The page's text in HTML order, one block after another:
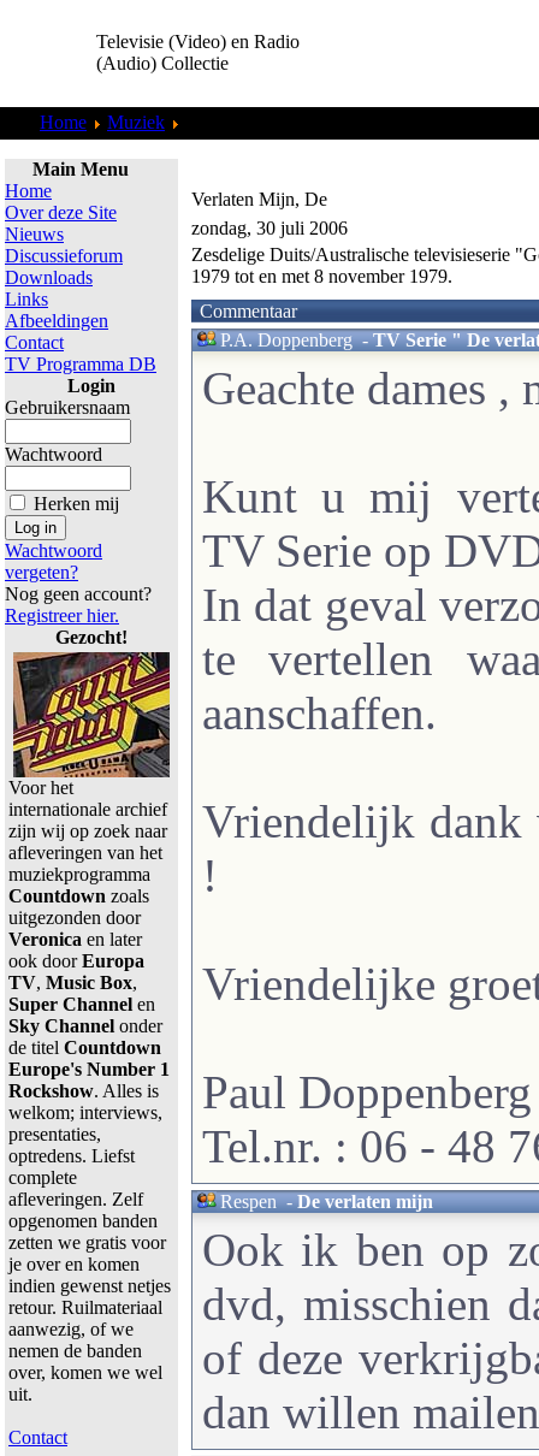
Televisie (Video) en Radio
(Audio) Collectie
Home Muziek
Main Menu
Home
Over deze Site
Nieuws
Discussieforum
Downloads
Links
Afbeeldingen
Contact
TV Programma DB
Login
Gebruikersnaam
Wachtwoord
Herken mij
Wachtwoord
vergeten?
Nog geen account?
Registreer hier.
Gezocht!
Voor het
internationale archief
zijn wij op zoek naar
afleveringen van het
muziekprogramma
Countdown zoals
uitgezonden door
Veronica en later
ook doorEuropa
TV, Music Box,
Super Channel en
Sky Channel onder
de titel Countdown
Europe's Number 1
Rockshow. Alles is
welkom; interviews,
presentaties,
optredens. Liefst
complete
afleveringen. Zelf
opgenomen banden
zetten we gratis voor
je over en komen
indien gewenst netjes
retour. Ruilmateriaal
aanwezig, of we
nemen de banden
over, komen we wel
uit.
Contact
Verlaten Mijn, De
zondag, 30 juli 2006
Zesdelige Duits/Australische televisieserie
1979 tot en met 8 november 1979.
Commentaar
P.A. Doppenberg-TV Serie " De
Geachte dames ,
Kunt u mij
TV Serie op
In dat geval
te vertellen
aanschaffen.
Vriendelijk dank
!
Vriendelijke
Paul Doppenberg
Tel.nr. : 06 - 48
Respen-De verlaten mijn
Ook ik ben op
dvd, misschien
of deze
dan willen